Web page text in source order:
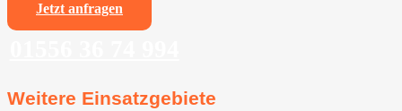
Jetzt anfragen
Weitere Einsatzgebiete